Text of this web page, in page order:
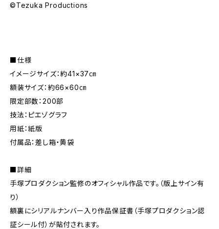
©Tezuka Productions
■仕様
イメージサイズ：約41×37㎝
額装サイズ：約66×60㎝
限定部数：200部
技法：ピエゾグラフ
用紙：紙版
付属品：差し箱・黄袋
■詳細
手塚プロダクション監修のオフィシャル作品です。（版上サイン有
り）
額裏にシリアルナンバー入り作品保証書（手塚プロダクション認
証シール付）が貼付されます。